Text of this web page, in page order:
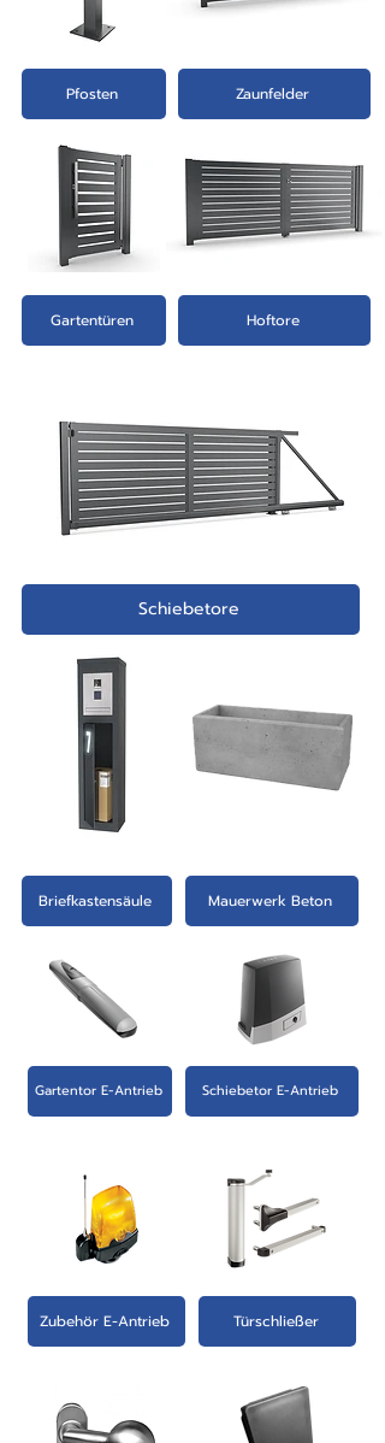
Pfosten Zaunfelder
Gartentüren Hoftore
Schiebetore
Briefkastensäule
Gartentor E-Antrieb
Zubehör E-Antrieb
Mauerwerk Beton
Schiebetor E-Antrieb
Türschließer